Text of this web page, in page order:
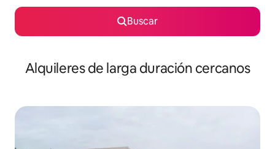
Buscar
Alquileres de larga duración cercanos